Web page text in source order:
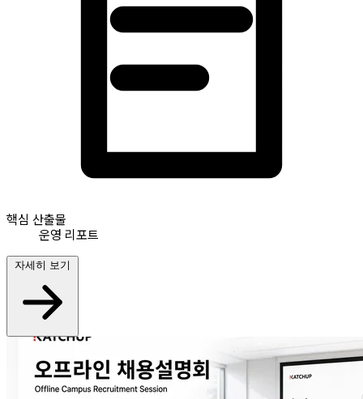
핵심 산출물
운영 리포트
자세히 보기